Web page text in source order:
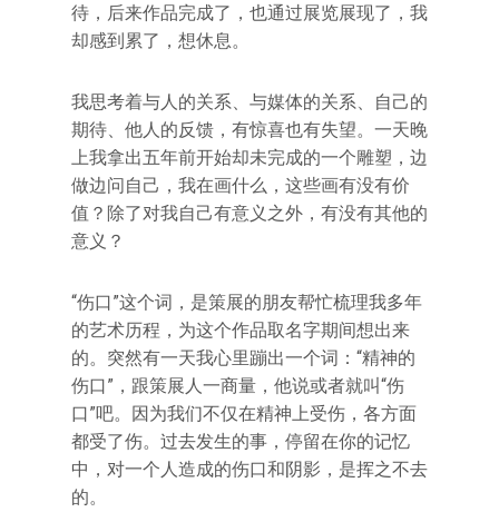
待，后来作品完成了，也通过展览展现了，我
却感到累了，想休息。
我思考着与人的关系、与媒体的关系、自己的
期待、他人的反馈，有惊喜也有失望。一天晚
上我拿出五年前开始却未完成的一个雕塑，边
做边问自己，我在画什么，这些画有没有价
值？除了对我自己有意义之外，有没有其他的
意义？
“伤口”这个词，是策展的朋友帮忙梳理我多年
的艺术历程，为这个作品取名字期间想出来
的。突然有一天我心里蹦出一个词：“精神的
伤口”，跟策展人一商量，他说或者就叫“伤
口”吧。因为我们不仅在精神上受伤，各方面
都受了伤。过去发生的事，停留在你的记忆
中，对一个人造成的伤口和阴影，是挥之不去
的。